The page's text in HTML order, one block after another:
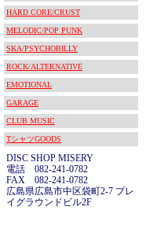
HARD CORE/CRUST
MELODIC/POP PUNK
SKA/PSYCHOBILLY
ROCK/ALTERNATIVE
EMOTIONAL
GARAGE
CLUB MUSIC
TシャツGOODS
DISC SHOP MISERY
電話 082-241-0782
FAX 082-241-0782
広島県広島市中区袋町2-7 プレ
イグラウンドビル2F